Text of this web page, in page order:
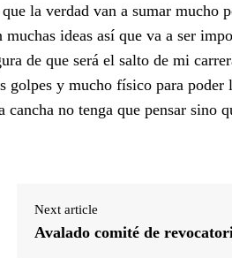
la verdad van a sumar mucho
ideas así que va a ser
de que será el salto de mi
y mucho físico para poder
no tenga que pensar sino
Next article
Avalado comité de